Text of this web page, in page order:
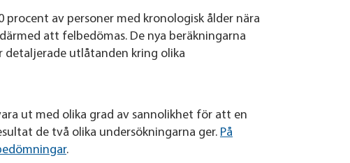
procent av personer med kronologisk ålder nära
att felbedömas. De nya beräkningarna
utlåtanden kring olika
ut med olika grad av sannolikhet för att en
de två olika undersökningarna ger. På
.